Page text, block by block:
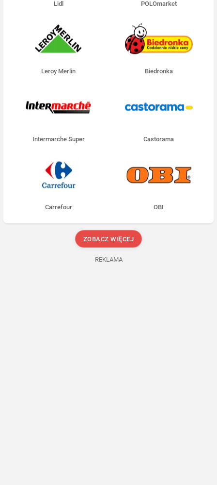
Lidl POLOmarket
Leroy Merlin Biedronka
Intermarche Super Castorama
Carrefour OBI
ZOBACZ WIĘCEJ
REKLAMA